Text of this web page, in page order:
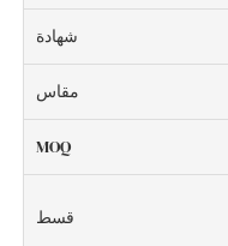
شهادة
مقاس
MOQ
قسط